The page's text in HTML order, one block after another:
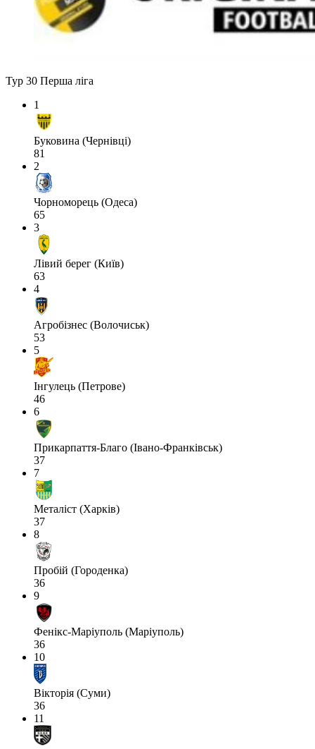
Тур 30 Перша ліга
1
Буковина (Чернівці)
81
2
Чорноморець (Одеса)
65
3
Лівий берег (Київ)
63
4
Агробізнес (Волочиськ)
53
5
Інгулець (Петрове)
46
6
Прикарпаття-Благо (Івано-Франківськ)
37
7
Металіст (Харків)
37
8
Пробій (Городенка)
36
9
Фенікс-Маріуполь (Маріуполь)
36
10
Вікторія (Суми)
36
11